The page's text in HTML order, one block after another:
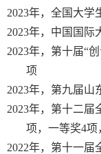
2023年，全国大学
2023年，中国国际
2023年，第十届“
项
2023年，第九届山
2023年，第十二届
项，一等奖4项
2022年，第十一届